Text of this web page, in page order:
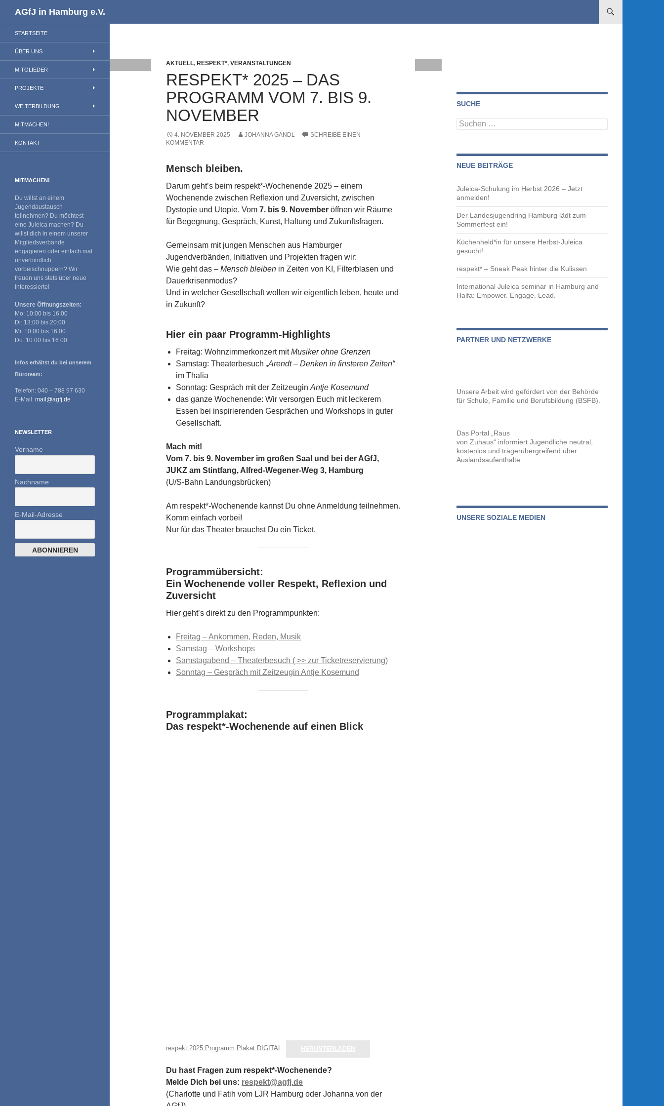
AGfJ in Hamburg e.V.
AKTUELL, RESPEKT*, VERANSTALTUNGEN
RESPEKT* 2025 – DAS
PROGRAMM VOM 7. BIS 9.
NOVEMBER
4. NOVEMBER 2025 JOHANNA GANDL
SCHREIBE EINEN
KOMMENTAR
Mensch bleiben.
Darum geht’s beim respekt*-Wochenende 2025 – einem
Wochenende zwischen Reflexion und Zuversicht, zwischen
Dystopie und Utopie. Vom 7. bis 9. November öffnen wir Räume
für Begegnung, Gespräch, Kunst, Haltung und Zukunftsfragen.
Gemeinsam mit jungen Menschen aus Hamburger
Jugendverbänden, Initiativen und Projekten fragen wir:
Wie geht das – Mensch bleiben in Zeiten von KI, Filterblasen und
Dauerkrisenmodus?
Und in welcher Gesellschaft wollen wir eigentlich leben, heute und
in Zukunft?
Hier ein paar Programm-Highlights
Freitag: Wohnzimmerkonzert mitMusiker ohne Grenzen
Samstag: Theaterbesuch „Arendt – Denken in finsteren Zeiten“
im Thalia
Sonntag: Gespräch mit der Zeitzeugin Antje Kosemund
das ganze Wochenende: Wir versorgen Euch mit leckerem
Essen bei inspirierenden Gesprächen und Workshops in guter
Gesellschaft.
Mach mit!
Vom 7. bis 9. November im großen Saal und bei der AGfJ,
JUKZ am Stintfang, Alfred-Wegener-Weg 3, Hamburg
(U/S-Bahn Landungsbrücken)
Am respekt*-Wochenende kannst Du ohne Anmeldung teilnehmen.
Komm einfach vorbei!
Nur für das Theater brauchst Du ein Ticket.
Programmübersicht:
Ein Wochenende voller Respekt, Reflexion und
Zuversicht
Hier geht’s direkt zu den Programmpunkten:
Freitag – Ankommen, Reden, Musik
Samstag – Workshops
Samstagabend – Theaterbesuch ( >> zur Ticketreservierung)
Sonntag – Gespräch mit Zeitzeugin Antje Kosemund
Programmplakat:
Das respekt*-Wochenende auf einen Blick
respekt 2025 Programm Plakat DIGITAL
Du hast Fragen zum respekt*-Wochenende?
Melde Dich bei uns: respekt@agfj.de
(Charlotte und Fatih vom LJR Hamburg oder Johanna von der
SUCHE
Suchen
nach:
NEUE BEITRÄGE
Juleica-Schulung im Herbst 2026 – Jetzt
anmelden!
Der Landesjugendring Hamburg lädt zum
Sommerfest ein!
Küchenheld*in für unsere Herbst-Juleica
gesucht!
respekt* – Sneak Peak hinter die Kulissen
International Juleica seminar in Hamburg and
Haifa: Empower. Engage. Lead.
PARTNER UND NETZWERKE
Unsere Arbeit wird gefördert von der Behörde
für Schule, Familie und Berufsbildung (BSFB).
Das Portal „Raus
von Zuhaus“ informiert Jugendliche neutral,
kostenlos und trägerübergreifend über
Auslandsaufenthalte.
UNSERE SOZIALE MEDIEN
STARTSEITE
ÜBER UNS
MITGLIEDER
PROJEKTE
WEITERBILDUNG
MITMACHEN!
KONTAKT
MITMACHEN!
Du willst an einem
Jugendaustausch
teilnehmen? Du möchtest
eine Juleica machen? Du
willst dich in einem unserer
Mitgliedsverbände
engagieren oder einfach mal
unverbindlich
vorbeischnuppern? Wir
freuen uns stets über neue
Interessierte!
Unsere Öffnungszeiten:
Mo: 10:00 bis 16:00
Di: 13:00 bis 20:00
Mi: 10:00 bis 16:00
Do: 10:00 bis 16:00
Infos erhältst du bei unserem
Büroteam:
Telefon: 040 – 788 97 630
E-Mail: mail@agfj.de
NEWSLETTER
Vorname
Nachname
E-Mail-Adresse